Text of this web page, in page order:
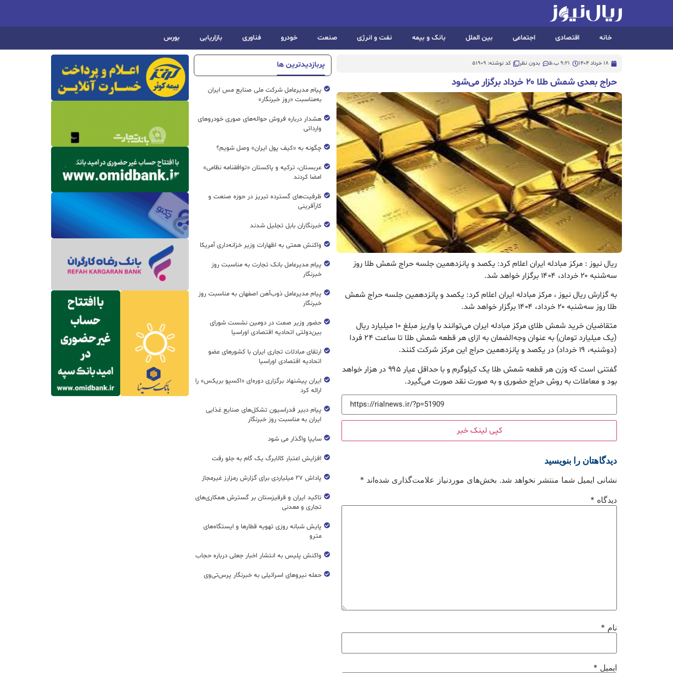
خانه اقتصادی اجتماعی بین الملل بانک و بیمه نفت و انرژی صنعت خودرو فناوری بازاریابی بورس
18 خرداد 1404 9:21 ب.ظ بدون نظر کد نوشته: 51909
حراج بعدی شمش طلا ۲۰ خرداد برگزار می‌شود
ریال نیوز : مرکز مبادله ایران اعلام کرد: یکصد و پانزدهمین جلسه حراج شمش طلا روز
سه‌شنبه ۲۰ خرداد، ۱۴۰۴ برگزار خواهد شد. ‌
به گزارش ریال نیوز ، مرکز مبادله ایران اعلام کرد: یکصد و پانزدهمین جلسه حراج شمش
طلا روز سه‌شنبه ۲۰ خرداد، ۱۴۰۴ برگزار خواهد شد.
متقاضیان خرید شمش طلای مرکز مبادله ایران می‌توانند با واریز مبلغ ۱۰ میلیارد ریال
(یک میلیارد تومان) به عنوان وجه‌الضمان به ازای هر قطعه شمش طلا تا ساعت ۲۴ فردا
(دوشنبه، ۱۹ خرداد) در یکصد و پانزدهمین حراج این مرکز شرکت کنند.
گفتنی است که وزن هر قطعه شمش طلا یک کیلوگرم و با حداقل عیار ۹۹۵ در هزار خواهد
بود و معاملات به روش حراج حضوری و به صورت نقد صورت می‌گیرد.
کپی لینک خبر
دیدگاهتان را بنویسید
نشانی ایمیل شما منتشر نخواهد شد. بخش‌های موردنیاز علامت‌گذاری شده‌اند *
دیدگاه *
نام *
ایمیل *
پربازدیدترین ها
پیام مدیرعامل شرکت ملی صنایع مس ایران
به‌مناسبت «روز خبرنگار»
هشدار درباره فروش حواله‌های صوری خودروهای
وارداتی
چگونه به «کیف پول ایران» وصل شویم؟
عربستان، ترکیه و پاکستان «توافقنامه نظامی»
امضا کردند
ظرفیت‌های گسترده‌ تبریز در حوزه صنعت و
کارآفرینی
خبرنگاران بابل تجلیل شدند
واکنش همتی به اظهارات وزیر خزانه‌داری آمریکا
پیام مدیرعامل بانک تجارت به مناسبت روز
خبرنگار
پیام مدیرعامل ذوب‌آهن اصفهان به مناسبت روز
خبرنگار
حضور وزیر صمت در دومین نشست شورای
بین‌دولتی اتحادیه اقتصادی اوراسیا
ارتقای مبادلات تجاری ایران با کشورهای عضو
اتحادیه اقتصادی اوراسیا
ایران پیشنهاد برگزاری دوره‌ای «اکسپو بریکس» را
ارائه کرد
پیام دبیر فدراسیون تشکل‌های صنایع غذایی
ایران به مناسبت روز خبرنگار
سایپا واگذار می شود
افزایش اعتبار کالابرگ یک گام به جلو رفت
پاداش ۲۷ میلیاردی برای گزارش رمزارز غیرمجاز
تاکید ایران و قرقیزستان بر گسترش همکاری‌های
تجاری و معدنی
پایش شبانه روزی تهویه قطار‌ها و ایستگاه‌های
مترو
واکنش پلیس به انتشار اخبار جعلی درباره حجاب
حمله نیروهای اسرائیلی به خبرنگار پرس‌تی‌وی